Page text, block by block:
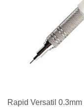
Rapid Versatil 0.3mm